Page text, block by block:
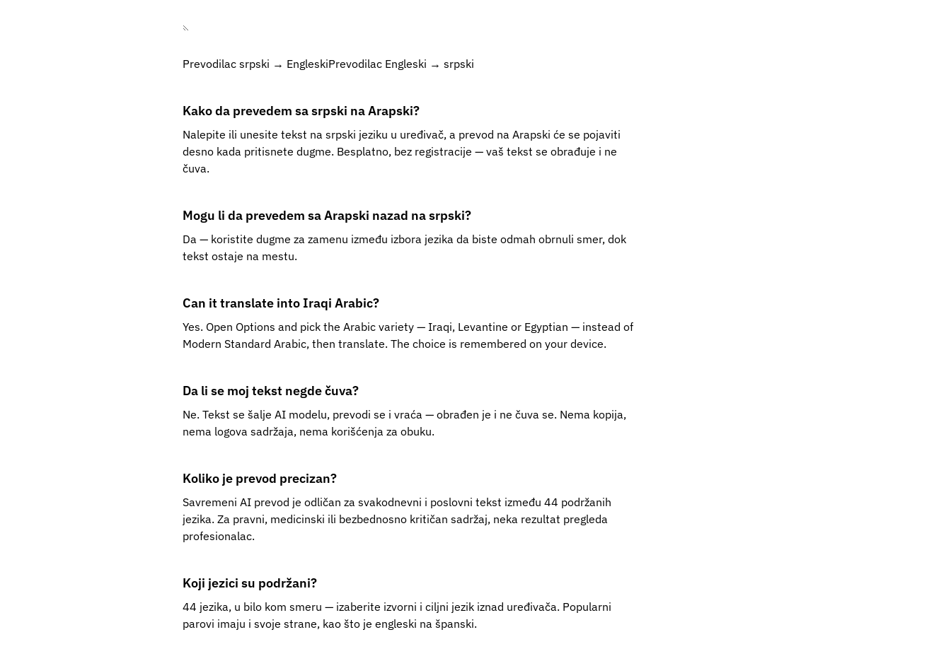
Prevodilac srpski → EngleskiPrevodilac Engleski → srpski
Kako da prevedem sa srpski na Arapski?
Nalepite ili unesite tekst na srpski jeziku u uređivač, a prevod na Arapski će se pojaviti
desno kada pritisnete dugme. Besplatno, bez registracije — vaš tekst se obrađuje i ne
čuva.
Mogu li da prevedem sa Arapski nazad na srpski?
Da — koristite dugme za zamenu između izbora jezika da biste odmah obrnuli smer, dok
tekst ostaje na mestu.
Can it translate into Iraqi Arabic?
Yes. Open Options and pick the Arabic variety — Iraqi, Levantine or Egyptian — instead of
Modern Standard Arabic, then translate. The choice is remembered on your device.
Da li se moj tekst negde čuva?
Ne. Tekst se šalje AI modelu, prevodi se i vraća — obrađen je i ne čuva se. Nema kopija,
nema logova sadržaja, nema korišćenja za obuku.
Koliko je prevod precizan?
Savremeni AI prevod je odličan za svakodnevni i poslovni tekst između 44 podržanih
jezika. Za pravni, medicinski ili bezbednosno kritičan sadržaj, neka rezultat pregleda
profesionalac.
Koji jezici su podržani?
44 jezika, u bilo kom smeru — izaberite izvorni i ciljni jezik iznad uređivača. Popularni
parovi imaju i svoje strane, kao što je engleski na španski.